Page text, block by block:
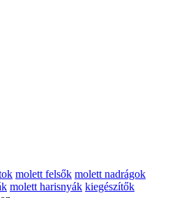
molett felsők molett nadrágok
molett harisnyák kiegészítők